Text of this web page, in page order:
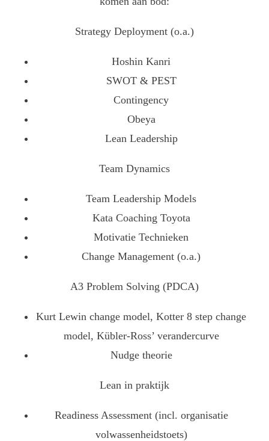
Strategy Deployment (o.a.)
Hoshin Kanri
SWOT & PEST
Contingency
Obeya
Lean Leadership
Team Dynamics
Team Leadership Models
Kata Coaching Toyota
Motivatie Technieken
Change Management (o.a.)
A3 Problem Solving (PDCA)
Kurt Lewin change model, Kotter 8 step change
model, Kübler-Ross’ verandercurve
Nudge theorie
Lean in praktijk
Readiness Assessment (incl. organisatie
volwassenheidstoets)